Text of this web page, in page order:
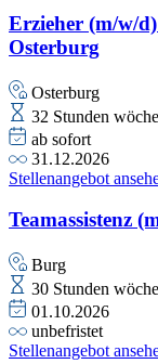
Erzieher (m/w/
Osterburg
Osterburg
32 Stunden
ab sofort
31.12.2026
Stellenangebot
Teamassistenz
Burg
30 Stunden
01.10.2026
unbefristet
Stellenangebot